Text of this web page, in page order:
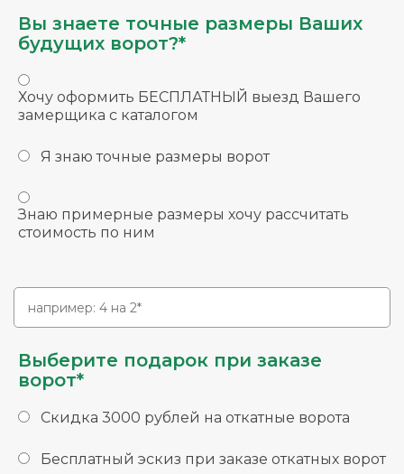
Вы знаете точные размеры Ваших
будущих ворот?*
Хочу оформить БЕСПЛАТНЫЙ выезд Вашего
замерщика с каталогом
Я знаю точные размеры ворот
Знаю примерные размеры хочу рассчитать
стоимость по ним
Выберите подарок при заказе
ворот*
Скидка 3000 рублей на откатные ворота
Бесплатный эскиз при заказе откатных ворот